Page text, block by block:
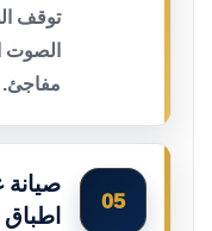
توقف
الصوت
مفاجئ.
05